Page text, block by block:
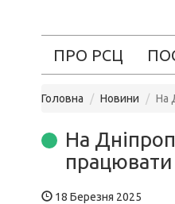
ПРО РСЦ
Головна Новини На
На
працювати
18 Березня 2025